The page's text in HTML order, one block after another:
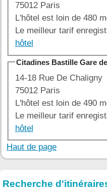
75012 Paris
L'hôtel est loin de 480
Le meilleur tarif
hôtel
Citadines Bastille Gare
14-18 Rue De Chaligny
75012 Paris
L'hôtel est loin de 490
Le meilleur tarif
hôtel
Haut de page
Recherche